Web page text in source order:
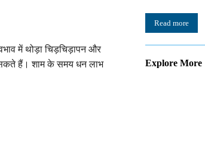
में थोड़ा चिड़चिड़ापन और
सकते हैं। शाम के समय धन लाभ
Read more
Explore More